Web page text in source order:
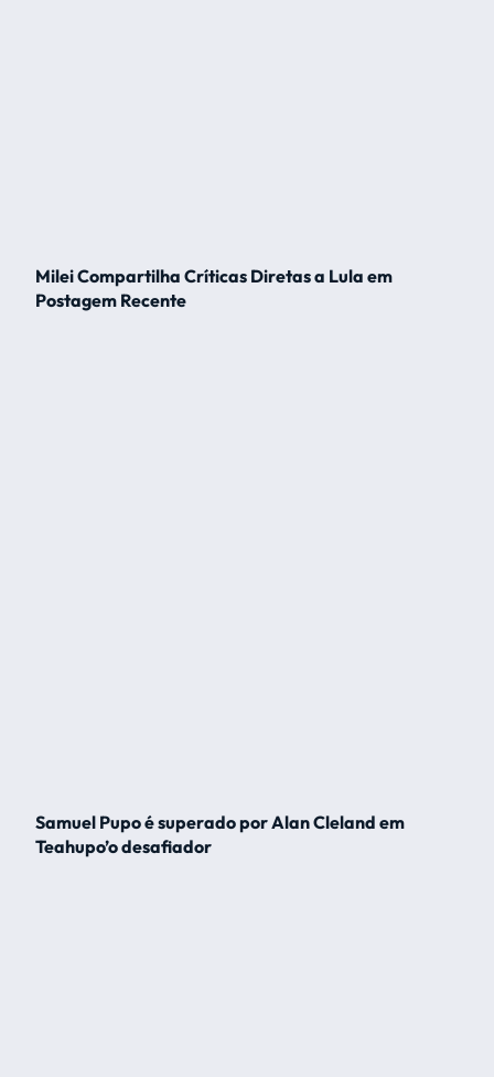
Milei Compartilha Críticas Diretas a Lula em
Postagem Recente
Samuel Pupo é superado por Alan Cleland em
Teahupo’o desafiador